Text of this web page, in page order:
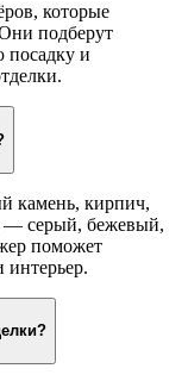
которые
посадку и
камень, кирпич,